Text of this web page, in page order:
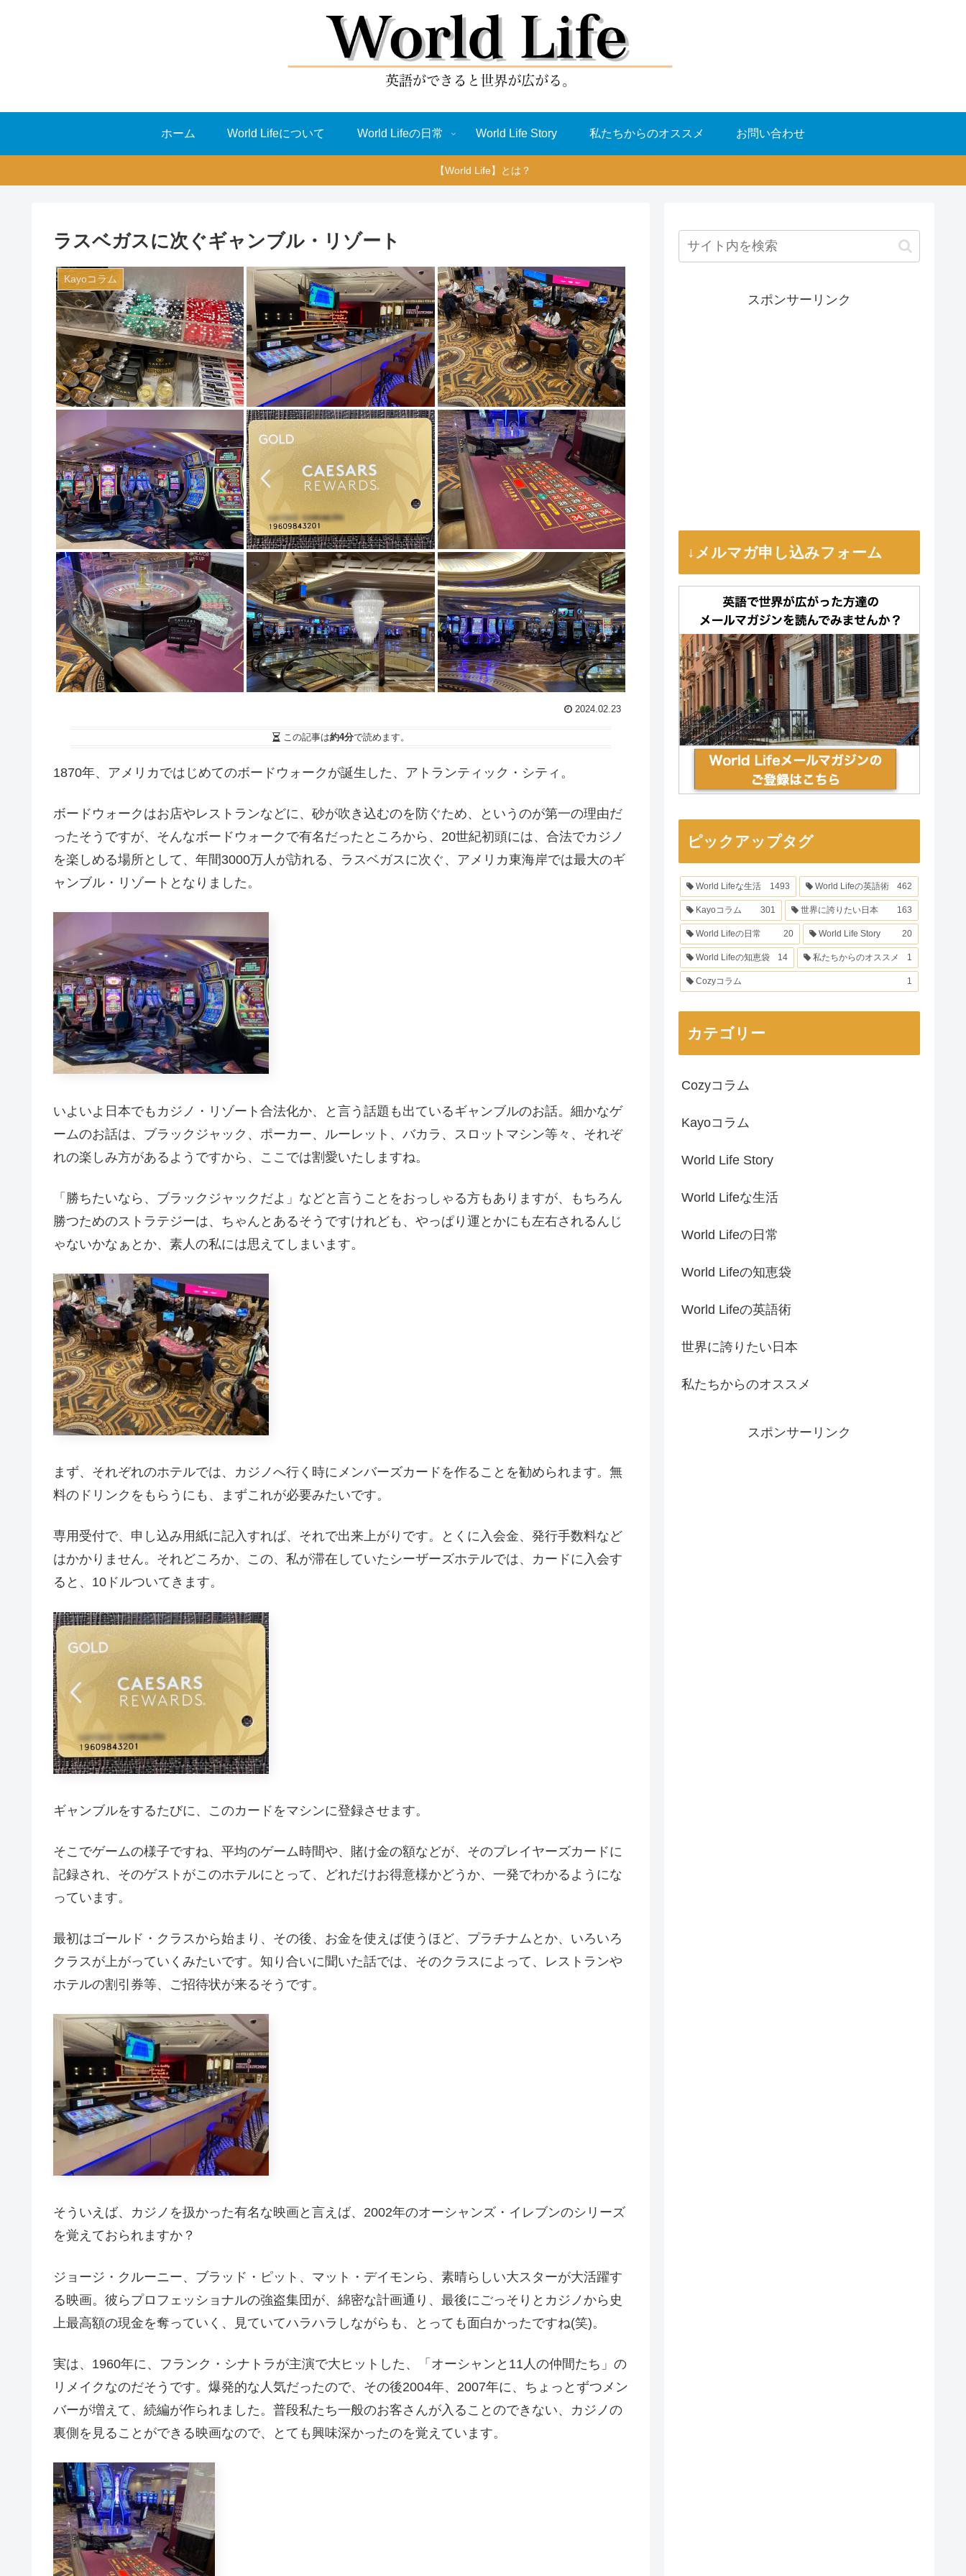
ホーム World Lifeについて World Lifeの日常 World Life Story 私たちからのオススメ お問い合わせ
【World Life】とは？
ラスベガスに次ぐギャンブル・リゾート
Kayoコラム
2024.02.23
この記事は約4分で読めます。
1870年、アメリカではじめてのボードウォークが誕生した、アトランティック・シティ。
ボードウォークはお店やレストランなどに、砂が吹き込むのを防ぐため、というのが第一の理由だ
ったそうですが、そんなボードウォークで有名だったところから、20世紀初頭には、合法でカジノ
を楽しめる場所として、年間3000万人が訪れる、ラスベガスに次ぐ、アメリカ東海岸では最大のギ
ャンブル・リゾートとなりました。
いよいよ日本でもカジノ・リゾート合法化か、と言う話題も出ているギャンブルのお話。細かなゲ
ームのお話は、ブラックジャック、ポーカー、ルーレット、バカラ、スロットマシン等々、それぞ
れの楽しみ方があるようですから、ここでは割愛いたしますね。
「勝ちたいなら、ブラックジャックだよ」などと言うことをおっしゃる方もありますが、もちろん
勝つためのストラテジーは、ちゃんとあるそうですけれども、やっぱり運とかにも左右されるんじ
ゃないかなぁとか、素人の私には思えてしまいます。
まず、それぞれのホテルでは、カジノへ行く時にメンバーズカードを作ることを勧められます。無
料のドリンクをもらうにも、まずこれが必要みたいです。
専用受付で、申し込み用紙に記入すれば、それで出来上がりです。とくに入会金、発行手数料など
はかかりません。それどころか、この、私が滞在していたシーザーズホテルでは、カードに入会す
ると、10ドルついてきます。
ギャンブルをするたびに、このカードをマシンに登録させます。
そこでゲームの様子ですね、平均のゲーム時間や、賭け金の額などが、そのプレイヤーズカードに
記録され、そのゲストがこのホテルにとって、どれだけお得意様かどうか、一発でわかるようにな
っています。
最初はゴールド・クラスから始まり、その後、お金を使えば使うほど、プラチナムとか、いろいろ
クラスが上がっていくみたいです。知り合いに聞いた話では、そのクラスによって、レストランや
ホテルの割引券等、ご招待状が来るそうです。
そういえば、カジノを扱かった有名な映画と言えば、2002年のオーシャンズ・イレブンのシリーズ
を覚えておられますか？
ジョージ・クルーニー、ブラッド・ピット、マット・デイモンら、素晴らしい大スターが大活躍す
る映画。彼らプロフェッショナルの強盗集団が、綿密な計画通り、最後にごっそりとカジノから史
上最高額の現金を奪っていく、見ていてハラハラしながらも、とっても面白かったですね(笑)。
実は、1960年に、フランク・シナトラが主演で大ヒットした、「オーシャンと11人の仲間たち」の
リメイクなのだそうです。爆発的な人気だったので、その後2004年、2007年に、ちょっとずつメン
バーが増えて、続編が作られました。普段私たち一般のお客さんが入ることのできない、カジノの
裏側を見ることができる映画なので、とても興味深かったのを覚えています。
スポンサーリンク
↓メルマガ申し込みフォーム
ピックアップタグ
World Lifeな生活 1493 World Lifeの英語術 462
Kayoコラム 301 世界に誇りたい日本 163
World Lifeの日常 20 World Life Story 20
World Lifeの知恵袋 14 私たちからのオススメ 1
Cozyコラム 1
カテゴリー
Cozyコラム
Kayoコラム
World Life Story
World Lifeな生活
World Lifeの日常
World Lifeの知恵袋
World Lifeの英語術
世界に誇りたい日本
私たちからのオススメ
スポンサーリンク